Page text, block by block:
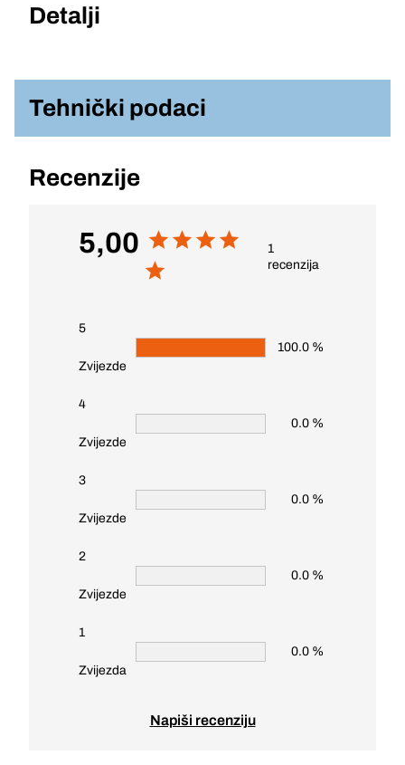
Detalji
Tehnički podaci
Recenzije
5,00
1
recenzija
5
Zvijezde
100.0 %
4
Zvijezde
0.0 %
3
Zvijezde
0.0 %
2
Zvijezde
0.0 %
1
Zvijezda
0.0 %
Napiši recenziju